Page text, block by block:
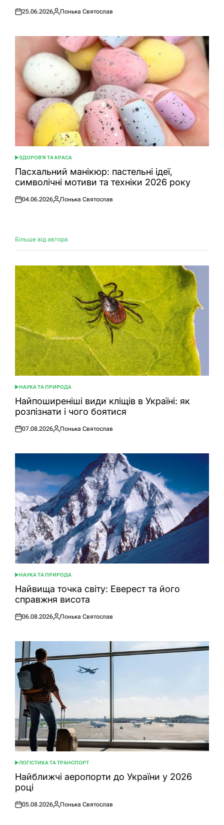
Оприлюднено
25.06.2026
Опубліковано
Понька Святослав
ОПУБЛІКУВАТИ
У
ЗДОРОВ'Я ТА КРАСА
Пасхальний манікюр: пастельні ідеї,
символічні мотиви та техніки 2026 року
Оприлюднено
04.06.2026
Опубліковано
Понька Святослав
Більше від автора
ОПУБЛІКУВАТИ
У
НАУКА ТА ПРИРОДА
Найпоширеніші види кліщів в Україні: як
розпізнати і чого боятися
Оприлюднено
07.08.2026
Опубліковано
Понька Святослав
ОПУБЛІКУВАТИ
У
НАУКА ТА ПРИРОДА
Найвища точка світу: Еверест та його
справжня висота
Оприлюднено
06.08.2026
Опубліковано
Понька Святослав
ОПУБЛІКУВАТИ
У
ЛОГІСТИКА ТА ТРАНСПОРТ
Найближчі аеропорти до України у 2026
році
Оприлюднено
05.08.2026
Опубліковано
Понька Святослав